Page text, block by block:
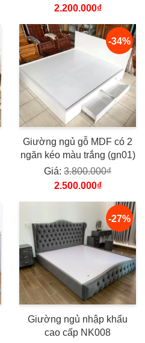
2.200.000₫
-34%
Giường ngủ gỗ MDF có 2
ngăn kéo màu trắng (gn01)
Giá: 3.800.000₫
2.500.000₫
-27%
Giường ngủ nhập khẩu
cao cấp NK008